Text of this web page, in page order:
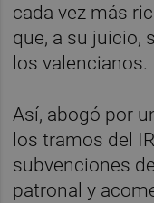
cada vez más
que, a su juicio,
los valencianos.
Así, abogó por
los tramos del
subvenciones
patronal y